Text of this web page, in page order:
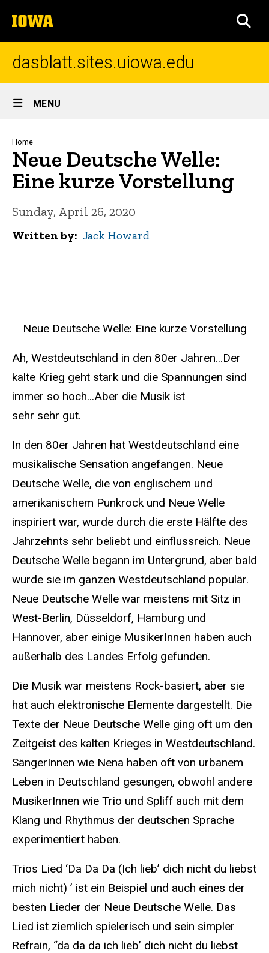
to
content
The
University
of
Iowa
dasblatt.sites.uiowa.edu
Site
Main
Navigation
MENU
Breadcrumb
Home
Neue Deutsche Welle:
Eine kurze Vorstellung
Sunday, April 26, 2020
Written by Jack Howard
Neue Deutsche Welle: Eine kurze Vorstellung
Ah, Westdeutschland in den 80er Jahren...Der
kalte Krieg geht stark und die Spannungen sind
immer so hoch...Aber die Musik ist
sehr sehr gut.
In den 80er Jahren hat Westdeutschland eine
musikalische Sensation angefangen. Neue
Deutsche Welle, die von englischem und
amerikanischem Punkrock und Neue Welle
inspiriert war, wurde durch die erste Hälfte des
Jahrzehnts sehr beliebt und einflussreich. Neue
Deutsche Welle begann im Untergrund, aber bald
wurde sie im ganzen Westdeutschland populär.
Neue Deutsche Welle war meistens mit Sitz in
West-Berlin, Düsseldorf, Hamburg und
Hannover, aber einige MusikerInnen haben auch
außerhalb des Landes Erfolg gefunden.
Die Musik war meistens Rock-basiert, aber sie
hat auch elektronische Elemente dargestellt. Die
Texte der Neue Deutsche Welle ging oft um den
Zeitgeist des kalten Krieges in Westdeutschland.
SängerInnen wie Nena haben oft von urbanem
Leben in Deutschland gesungen, obwohl andere
MusikerInnen wie Trio und Spliff auch mit dem
Klang und Rhythmus der deutschen Sprache
experimentiert haben.
Trios Lied ‘Da Da Da (Ich lieb’ dich nicht du liebst
mich nicht) ’ ist ein Beispiel und auch eines der
besten Lieder der Neue Deutsche Welle. Das
Lied ist ziemlich spielerisch und sein simpler
Refrain, “da da da ich lieb’ dich nicht du liebst